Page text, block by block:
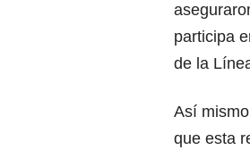
participa
de la
Así
que esta